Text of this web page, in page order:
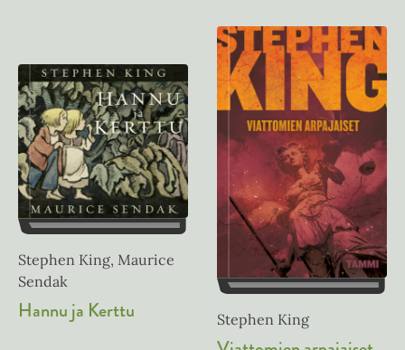
Stephen King, Maurice
Sendak
Hannu ja Kerttu Stephen King